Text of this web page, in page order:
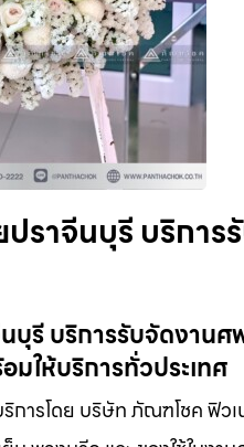
ราจีนบุรี บริกา
บุรี บริการรับจัดงาน
ให้บริการทั่วประเทศ
การโดย บริษัท ภัณฑโชค ฟิ